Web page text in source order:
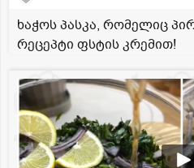
ხაჭოს პასკა, რომელიც
რეცეპტი ფსტის კრემით!